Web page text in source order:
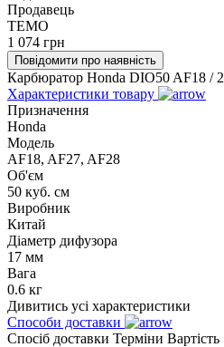
Продавець
TEMO
1 074 грн
Повідомити про наявність
Карбюратор Honda DIO50 AF18 /
Характеристики товару
Призначення
Honda
Модель
AF18, AF27, AF28
Об'єм
50 куб. см
Виробник
Китай
Діаметр дифузора
17 мм
Вага
0.6 кг
Дивитись усі характеристики
Способи доставки
Спосіб доставки Терміни Вартість